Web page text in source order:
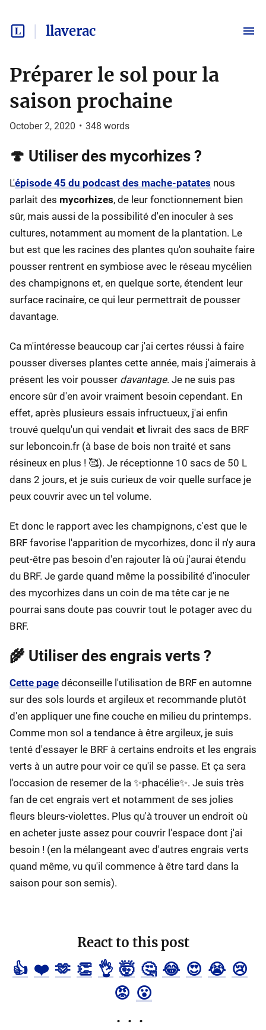
llaverac
Préparer le sol pour la
saison prochaine
October 2, 2020 • 348 words
🍄 Utiliser des mycorhizes ?
L'épisode 45 du podcast des mache-patates nous
parlait des mycorhizes, de leur fonctionnement bien
sûr, mais aussi de la possibilité d'en inoculer à ses
cultures, notamment au moment de la plantation. Le
but est que les racines des plantes qu'on souhaite faire
pousser rentrent en symbiose avec le réseau mycélien
des champignons et, en quelque sorte, étendent leur
surface racinaire, ce qui leur permettrait de pousser
davantage.
Ca m'intéresse beaucoup car j'ai certes réussi à faire
pousser diverses plantes cette année, mais j'aimerais à
présent les voir pousser davantage. Je ne suis pas
encore sûr d'en avoir vraiment besoin cependant. En
effet, après plusieurs essais infructueux, j'ai enfin
trouvé quelqu'un qui vendait et livrait des sacs de BRF
sur leboncoin.fr (à base de bois non traité et sans
résineux en plus ! 🥰). Je réceptionne 10 sacs de 50 L
dans 2 jours, et je suis curieux de voir quelle surface je
peux couvrir avec un tel volume.
Et donc le rapport avec les champignons, c'est que le
BRF favorise l'apparition de mycorhizes, donc il n'y aura
peut-être pas besoin d'en rajouter là où j'aurai étendu
du BRF. Je garde quand même la possibilité d'inoculer
des mycorhizes dans un coin de ma tête car je ne
pourrai sans doute pas couvrir tout le potager avec du
BRF.
🌾 Utiliser des engrais verts ?
Cette page déconseille l'utilisation de BRF en automne
sur des sols lourds et argileux et recommande plutôt
d'en appliquer une fine couche en milieu du printemps.
Comme mon sol a tendance à être argileux, je suis
tenté d'essayer le BRF à certains endroits et les engrais
verts à un autre pour voir ce qu'il se passe. Et ça sera
l'occasion de resemer de la ✨phacélie✨. Je suis très
fan de cet engrais vert et notamment de ses jolies
fleurs bleurs-violettes. Plus qu'à trouver un endroit où
en acheter juste assez pour couvrir l'espace dont j'ai
besoin ! (en la mélangeant avec d'autres engrais verts
quand même, vu qu'il commence à être tard dans la
saison pour son semis).
React to this post
👍 ❤️ 🫶 👏 👌 🤯 🤔 😂 😍 😭 😢
😡 😮